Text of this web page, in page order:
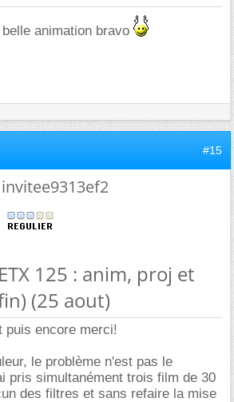
animation bravo
#15
invitee9313ef2
125 : anim, proj et
(25 aout)
puis encore merci!
le problème n'est pas le
pris simultanément trois film de 30
des filtres et sans refaire la mise